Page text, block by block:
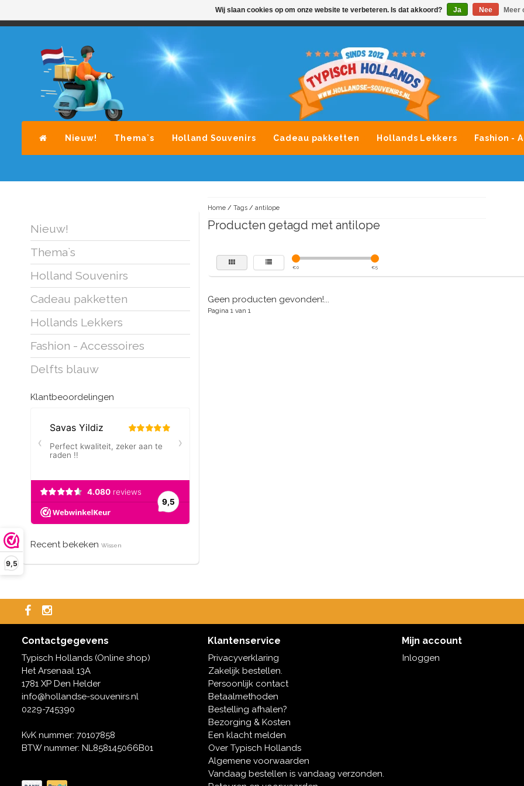
9,5
AVONDLEVERING MOGELIJK ALLE MERKEN SOUVENIRS
Nieuw! Thema`s Holland Souvenirs Cadeau pakketten Hollands Lekkers Fashion -
Nieuw!
Thema`s
Holland Souvenirs
Cadeau pakketten
Hollands Lekkers
Fashion - Accessoires
Delfts blauw
Klantbeoordelingen
Recent bekeken Wissen
Home/ Tags/ antilope
Producten getagd met antilope
€0 €5
Geen producten gevonden!...
Pagina 1 van 1
Contactgegevens
Typisch Hollands (Online shop)
Het Arsenaal 13A
1781 XP Den Helder
info@hollandse-souvenirs.nl
0229-745390
KvK nummer: 70107858
BTW nummer: NL858145066B01
Klantenservice
Privacyverklaring
Zakelijk bestellen.
Persoonlijk contact
Betaalmethoden
Bestelling afhalen?
Bezorging & Kosten
Een klacht melden
Over Typisch Hollands
Algemene voorwaarden
Vandaag bestellen is vandaag verzonden.
Mijn account
Inloggen
Wij slaan cookies op om onze website te verbeteren. Is dat akkoord? Ja Nee Meer